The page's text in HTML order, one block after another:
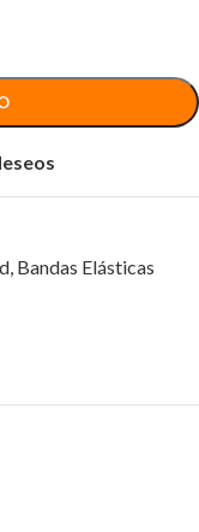
, Bandas Elásticas